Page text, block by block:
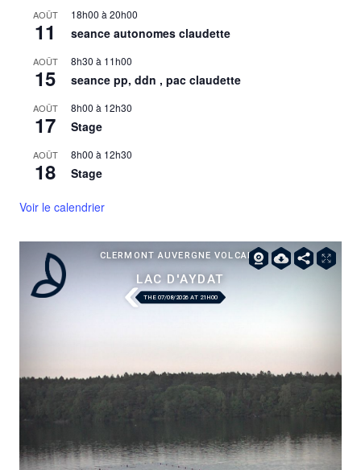
AOÛT
11
18h00 à20h00
seance autonomes claudette
AOÛT
15
8h30 à 11h00
seance pp, ddn , pac claudette
AOÛT
17
8h00 à 12h30
Stage
AOÛT
18
8h00 à 12h30
Stage
Voir le calendrier